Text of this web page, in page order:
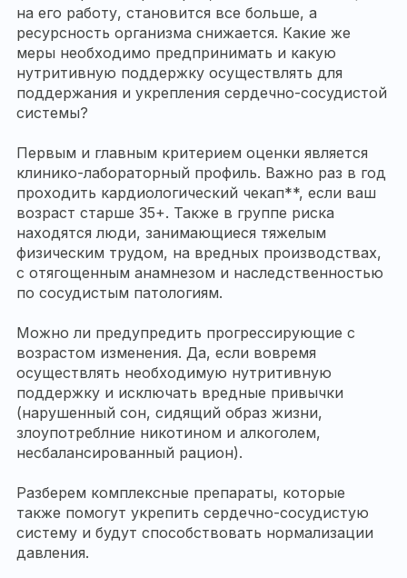
на его работу, становится все больше, а
ресурсность организма снижается. Какие же
меры необходимо предпринимать и какую
нутритивную поддержку осуществлять для
поддержания и укрепления сердечно-сосудистой
системы?
Первым и главным критерием оценки является
клинико-лабораторный профиль. Важно раз в год
проходить кардиологический чекап**, если ваш
возраст старше 35+. Также в группе риска
находятся люди, занимающиеся тяжелым
физическим трудом, на вредных производствах,
с отягощенным анамнезом и наследственностью
по сосудистым патологиям.
Можно ли предупредить прогрессирующие с
возрастом изменения. Да, если вовремя
осуществлять необходимую нутритивную
поддержку и исключать вредные привычки
(нарушенный сон, сидящий образ жизни,
злоупотреблние никотином и алкоголем,
несбалансированный рацион).
Разберем комплексные препараты, которые
также помогут укрепить сердечно-сосудистую
систему и будут способствовать нормализации
давления.